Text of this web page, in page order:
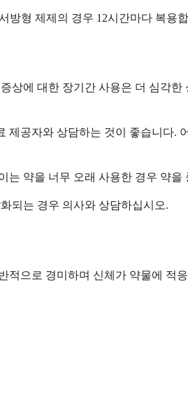
방형 제제의 경우 12시간마다 복용
상에 대한 장기간 사용은 더 심각
공자와 상담하는 것이 좋습니다.
약을 너무 오래 사용한 경우 약
되는 경우 의사와 상담하십시오.
으로 경미하며 신체가 약물에 적